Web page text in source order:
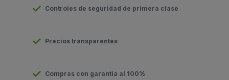
Controles de seguridad de primera clase
Precios transparentes
Compras con garantía al 100%